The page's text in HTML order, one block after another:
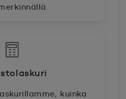
kuinka